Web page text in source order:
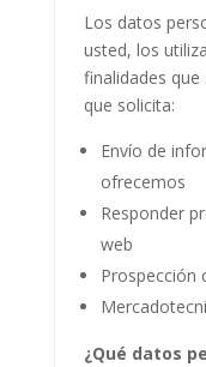
Los datos
usted, los
finalidades que
que solicita:
Envío de
ofrecemos
Responder
web
Prospección
¿Qué datos